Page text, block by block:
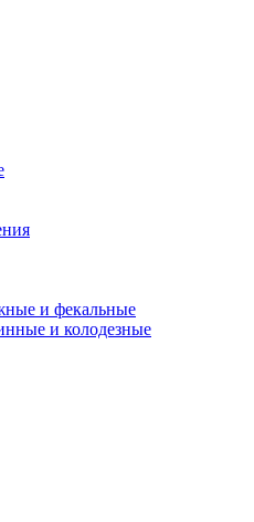
и фекальные
и колодезные